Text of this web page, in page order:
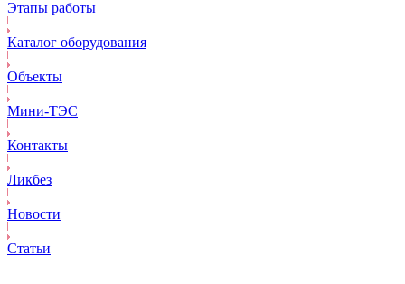
Этапы работы
Каталог оборудования
Объекты
Mини-ТЭС
Контакты
Ликбез
Новости
Статьи